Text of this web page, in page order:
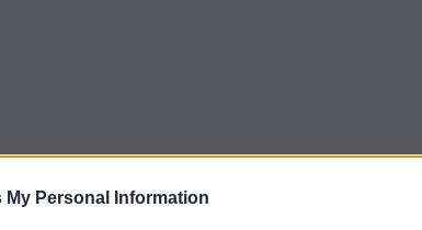
My Personal Information